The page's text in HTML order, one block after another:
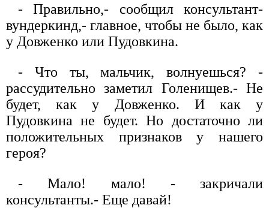
- Правильно,- сообщил консультант-
вундеркинд,- главное, чтобы не было, как
у Довженко или Пудовкина.
- Что ты, мальчик, волнуешься? -
рассудительно заметил Голенищев.- Не
будет, как у Довженко. И как у
Пудовкина не будет. Но достаточно ли
положительных признаков у нашего
героя?
- Мало! мало! - закричали
консультанты.- Еще давай!